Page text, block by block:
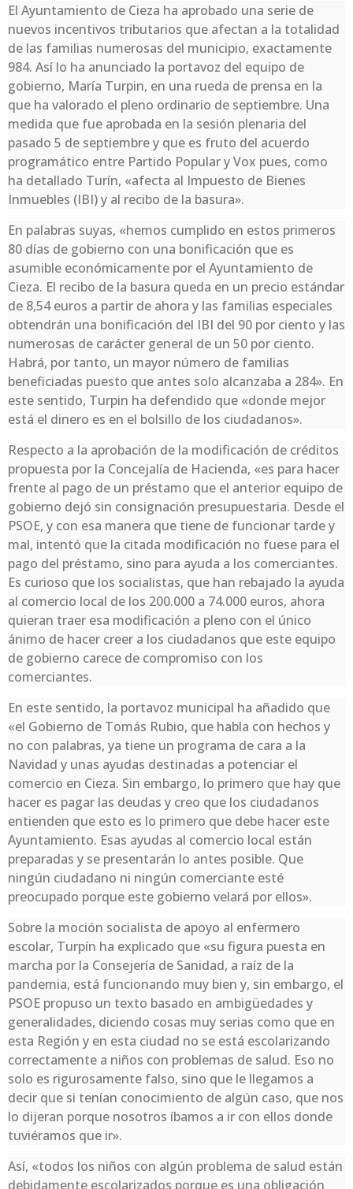
El Ayuntamiento de Cieza ha aprobado una serie de
nuevos incentivos tributarios que afectan a la totalidad
de las familias numerosas del municipio, exactamente
984. Así lo ha anunciado la portavoz del equipo de
gobierno, María Turpin, en una rueda de prensa en la
que ha valorado el pleno ordinario de septiembre. Una
medida que fue aprobada en la sesión plenaria del
pasado 5 de septiembre y que es fruto del acuerdo
programático entre Partido Popular y Vox pues, como
ha detallado Turín, «afecta al Impuesto de Bienes
Inmuebles (IBI) y al recibo de la basura».
En palabras suyas, «hemos cumplido en estos primeros
80 días de gobierno con una bonificación que es
asumible económicamente por el Ayuntamiento de
Cieza. El recibo de la basura queda en un precio estándar
de 8,54 euros a partir de ahora y las familias especiales
obtendrán una bonificación del IBI del 90 por ciento y las
numerosas de carácter general de un 50 por ciento.
Habrá, por tanto, un mayor número de familias
beneficiadas puesto que antes solo alcanzaba a 284». En
este sentido, Turpin ha defendido que «donde mejor
está el dinero es en el bolsillo de los ciudadanos».
Respecto a la aprobación de la modificación de créditos
propuesta por la Concejalía de Hacienda, «es para hacer
frente al pago de un préstamo que el anterior equipo de
gobierno dejó sin consignación presupuestaria. Desde el
PSOE, y con esa manera que tiene de funcionar tarde y
mal, intentó que la citada modificación no fuese para el
pago del préstamo, sino para ayuda a los comerciantes.
Es curioso que los socialistas, que han rebajado la ayuda
al comercio local de los 200.000 a 74.000 euros, ahora
quieran traer esa modificación a pleno con el único
ánimo de hacer creer a los ciudadanos que este equipo
de gobierno carece de compromiso con los
comerciantes.
En este sentido, la portavoz municipal ha añadido que
«el Gobierno de Tomás Rubio, que habla con hechos y
no con palabras, ya tiene un programa de cara a la
Navidad y unas ayudas destinadas a potenciar el
comercio en Cieza. Sin embargo, lo primero que hay que
hacer es pagar las deudas y creo que los ciudadanos
entienden que esto es lo primero que debe hacer este
Ayuntamiento. Esas ayudas al comercio local están
preparadas y se presentarán lo antes posible. Que
ningún ciudadano ni ningún comerciante esté
preocupado porque este gobierno velará por ellos».
Sobre la moción socialista de apoyo al enfermero
escolar, Turpín ha explicado que «su figura puesta en
marcha por la Consejería de Sanidad, a raíz de la
pandemia, está funcionando muy bien y, sin embargo, el
PSOE propuso un texto basado en ambigüedades y
generalidades, diciendo cosas muy serias como que en
esta Región y en esta ciudad no se está escolarizando
correctamente a niños con problemas de salud. Eso no
solo es rigurosamente falso, sino que le llegamos a
decir que si tenían conocimiento de algún caso, que nos
lo dijeran porque nosotros íbamos a ir con ellos donde
tuviéramos que ir».
Así, «todos los niños con algún problema de salud están
debidamente escolarizados porque es una obligación